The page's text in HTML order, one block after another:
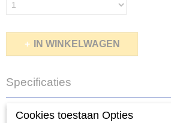
IN WINKELWAGEN
Specificaties
10,00 Kg
Omschrijving
Cookies toestaan Opties